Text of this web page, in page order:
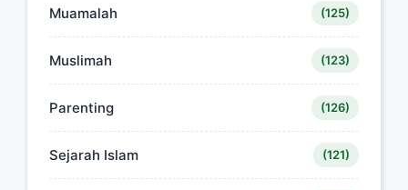
Muamalah (125)
Muslimah (123)
Parenting (126)
Sejarah Islam (121)